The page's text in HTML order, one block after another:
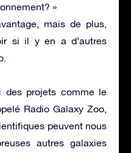
»
mais de plus,
si il y en a d’autres
des projets comme le
Radio Galaxy Zoo,
peuvent nous
autres galaxies